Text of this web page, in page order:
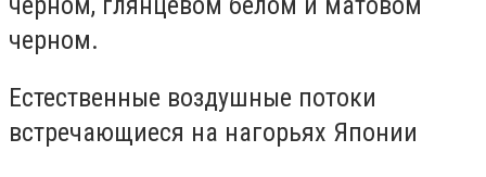
черном.
Естественные воздушные потоки
встречающиеся на нагорьях Японии